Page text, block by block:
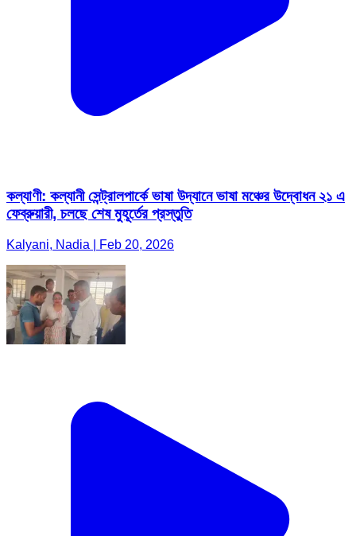
কল্যাণী: কল্যানী সেন্ট্রালপার্কে ভাষা উদ্যানে ভাষা মঞ্চের উদ্বোধন ২১ এ
ফেব্রুয়ারী, চলছে শেষ মুহূর্তের প্রস্তুতি
Kalyani, Nadia | Feb 20, 2026